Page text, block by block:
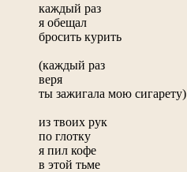
каждый раз
я обещал
бросить курить
(каждый раз
веря
ты зажигала мою сигарету)
из твоих рук
по глотку
я пил кофе
в этой тьме